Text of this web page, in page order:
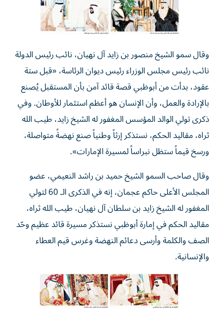
وقال سمو الشيخ منصور بن زايد آل نهيان، نائب رئيس الدولة
نائب رئيس مجلس الوزراء رئيس ديوان الرئاسة، «قبل ستة
عقود، بدأت من أبوظبي قصة قائد آمن بأن المستقبل يُصنع
بالإرادة والعمل، وأن الإنسان هو أعظم استثمار للأوطان. وفي
ذكرى تولي الوالد المؤسس المغفور له الشيخ زايد، طيب الله
ثراه، مقاليد الحكم، نستذكر إرثاً وطنياً صنع نهضةً متواصلة،
ورسخ قيماً ستظل نبراساً لمسيرة الإمارات».
وقال صاحب السمو الشيخ حميد بن راشد النعيمي، عضو
المجلس الأعلى حاكم عجمان، إنه في الذكرى الـ 60 لتولي
المغفور له الشيخ زايد بن سلطان آل نهيان، طيب الله ثراه،
مقاليد الحكم في إمارة أبوظبي نستذكر مسيرة قائد عظيم وحّد
الصف والكلمة وأرسى دعائم النهضة وغرس قيم العطاء
والإنسانية.